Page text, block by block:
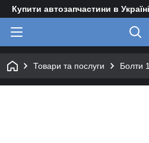
Купити автозапчастини в
Товари та послуги Болти